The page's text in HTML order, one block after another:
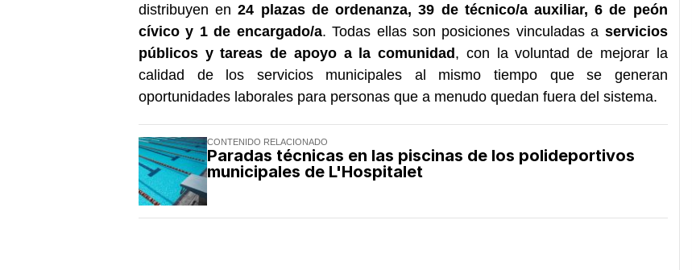
distribuyen en24 plazas de ordenanza, 39 de técnico/a auxiliar, 6 de peón
cívico y 1 de encargado/a. Todas ellas son posiciones vinculadas a servicios
públicos y tareas de apoyo a la comunidad, con la voluntad de mejorar la
calidad de los servicios municipales al mismo tiempo que se generan
oportunidades laborales para personas que a menudo quedan fuera del sistema.
CONTENIDO RELACIONADO
Paradas técnicas en las piscinas de los polideportivos
municipales de L'Hospitalet